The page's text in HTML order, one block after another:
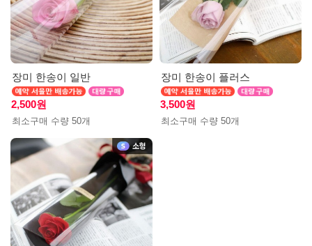
장미 한송이 일반
2,500원
최소구매 수량 50개
장미 한송이 플러스
3,500원
최소구매 수량 50개